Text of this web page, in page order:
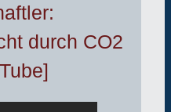
durch CO2